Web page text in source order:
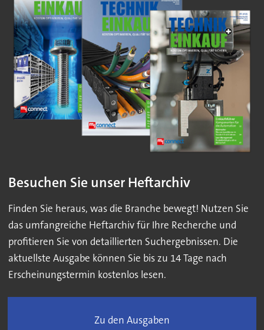
Besuchen Sie unser Heftarchiv
Finden Sie heraus, was die Branche bewegt! Nutzen Sie
das umfangreiche Heftarchiv für Ihre Recherche und
profitieren Sie von detaillierten Suchergebnissen. Die
aktuellste Ausgabe können Sie bis zu 14 Tage nach
Erscheinungstermin kostenlos lesen.
Zu den Ausgaben